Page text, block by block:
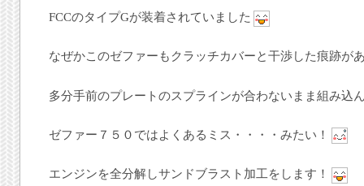
FCCのタイプGが装着されていました
なぜかこのゼファーもクラッチカバーと干渉した痕跡が
多分手前のプレートのスプラインが合わないまま組み込
ゼファー７５０ではよくあるミス・・・・みたい！
エンジンを全分解しサンドブラスト加工をします！